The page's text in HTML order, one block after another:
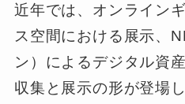
近年では、オンライン
ス空間における展示、
ン）によるデジタル資
収集と展示の形が登場